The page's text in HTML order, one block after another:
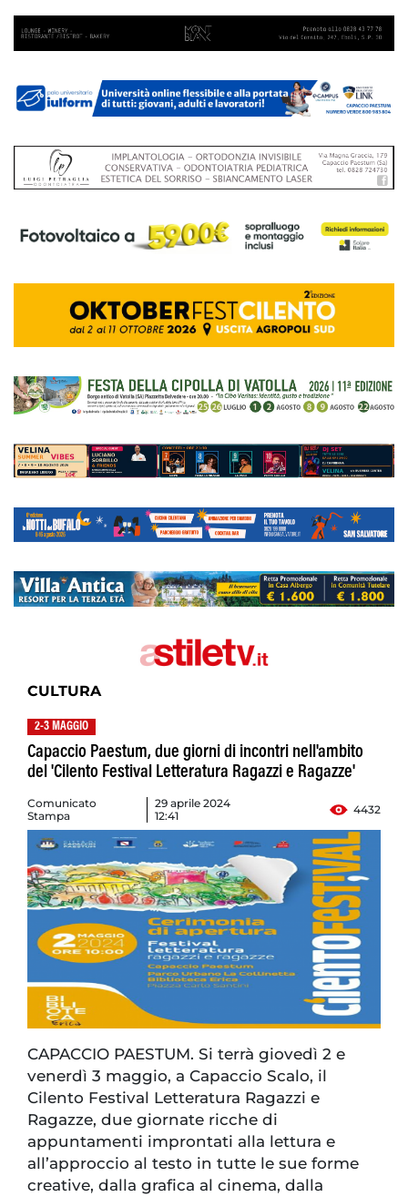
CULTURA
2-3 MAGGIO
Capaccio Paestum, due giorni di incontri nell'ambito
del 'Cilento Festival Letteratura Ragazzi e Ragazze'
Comunicato
Stampa
29 aprile 2024
12:41
4432
CAPACCIO PAESTUM. Si terrà giovedì 2 e
venerdì 3 maggio, a Capaccio Scalo, il
Cilento Festival Letteratura Ragazzi e
Ragazze, due giornate ricche di
appuntamenti improntati alla lettura e
all’approccio al testo in tutte le sue forme
creative, dalla grafica al cinema, dalla